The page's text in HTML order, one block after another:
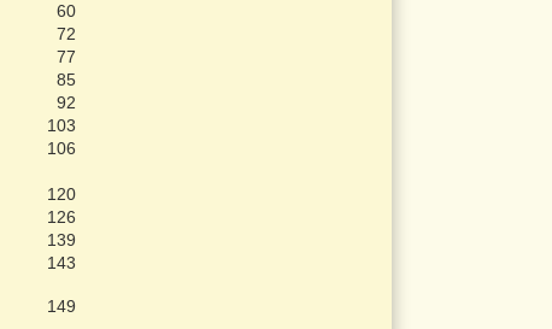
60
72
77
85
92
103
106
120
126
139
143
149